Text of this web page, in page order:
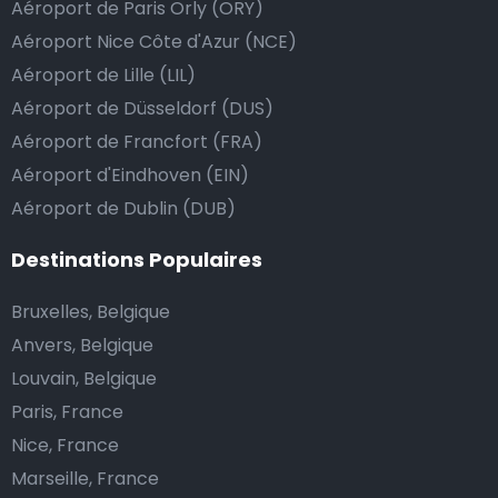
course.
Combien coûte une navette d’aéroport à Pizzo?
L’un des plus gros avantages des transports
d’aéroport proposés par Airport Taxis est un tarif fixe
pour votre navette.
Contrairement aux taxis traditionnels, nous n’ajoutons
pas de frais supplémentaires au prix d’une course en
taxi de nuit, ni de supplément pour venir vous
chercher ou pour l’attente si votre vol a du retard.
Réservez votre navette d’aéroport abordable et
Aéroport de Paris Orly (ORY)
Aéroport Nice Côte d'Azur (NCE)
Aéroport de Lille (LIL)
Aéroport de Düsseldorf (DUS)
Aéroport de Francfort (FRA)
Aéroport d'Eindhoven (EIN)
Aéroport de Dublin (DUB)
Destinations Populaires
Bruxelles, Belgique
Anvers, Belgique
Louvain, Belgique
Paris, France
Nice, France
Marseille, France